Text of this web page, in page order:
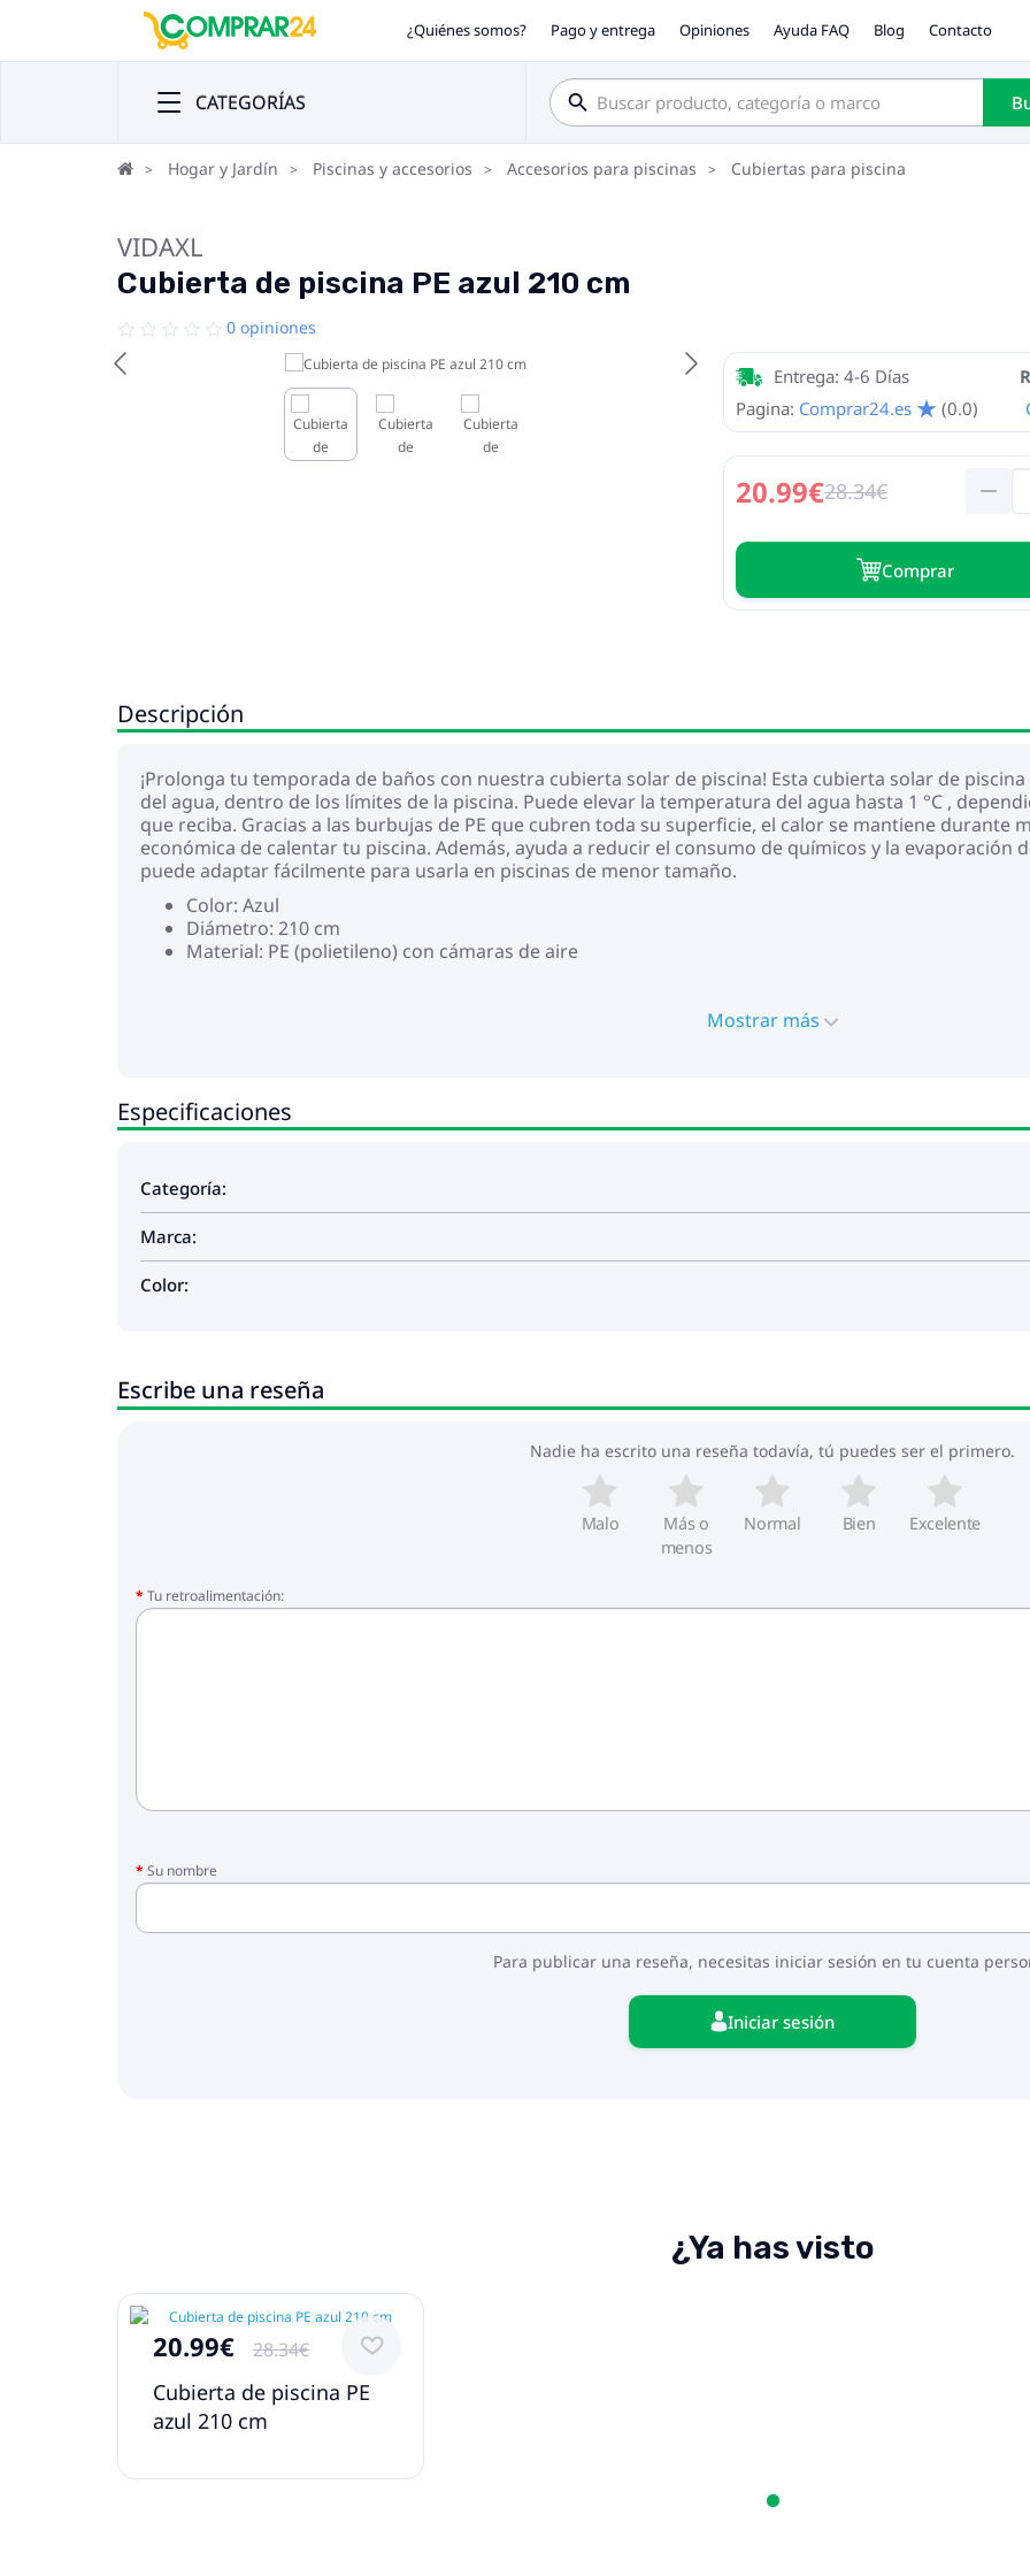
¿Quiénes somos? Pago y entrega Opiniones Ayuda FAQ Blog Contacto
CATEGORÍAS
Hogar y Jardín Piscinas y accesorios Accesorios para piscinas Cubiertas para piscina
VIDAXL
Cubierta de piscina PE azul 210 cm
0 opiniones
Entrega: 4-6 Días
Pagina: Comprar24.es (0.0)
20.99€28.34€
Сomprar
Descripción
¡Prolonga tu temporada de baños con nuestra cubierta solar de piscina! Esta cubierta solar de
del agua, dentro de los límites de la piscina. Puede elevar la temperatura del agua hasta 1 °C ,
que reciba. Gracias a las burbujas de PE que cubren toda su superficie, el calor se mantiene durante
económica de calentar tu piscina. Además, ayuda a reducir el consumo de químicos y la evaporación
puede adaptar fácilmente para usarla en piscinas de menor tamaño.
Color: Azul
Diámetro: 210 cm
Material: PE (polietileno) con cámaras de aire
Mostrar más
Especificaciones
Categoría:
Marca:
Color:
Escribe una reseña
Nadie ha escrito una reseña todavía, tú puedes ser el primero.
Malo
Más o
menos
Normal Bien Excelente
Tu retroalimentación:
Su nombre
Para publicar una reseña, necesitas iniciar sesión en tu cuenta
Iniciar sesión
¿Ya has visto
20.99€ 28.34€
Cubierta de piscina PE
azul 210 cm